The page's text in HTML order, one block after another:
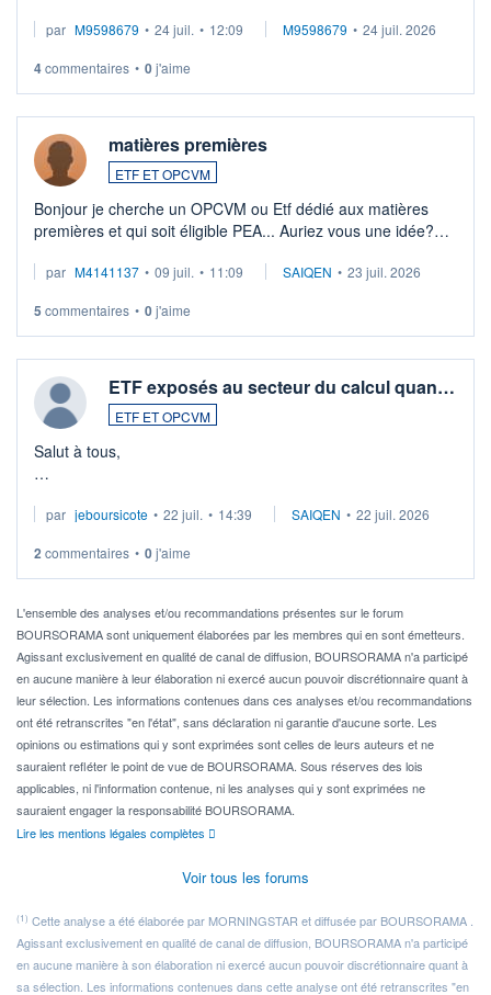
veux procéder à la vente, on me signale ...
par M9598679 • 24 juil. • 12:09 M9598679 • 24 juil. 2026
4commentaires • 0j'aime
matières premières
ETF ET OPCVM
Bonjour je cherche un OPCVM ou Etf dédié aux matières
premières et qui soit éligible PEA... Auriez vous une idée?
par M4141137 • 09 juil. • 11:09 SAIQEN • 23 juil. 2026
5 commentaires • 0j'aime
ETF exposés au secteur du calcul quan…
ETF ET OPCVM
Salut à tous,
via un ETF plutôt que des actions individuelles.
Idéalement, je voudrais qu'il soit éligible au PEA.
Pour l' ...
par jeboursicote • 22 juil. • 14:39 SAIQEN • 22 juil. 2026
2 commentaires • 0j'aime
L'ensemble des analyses et/ou recommandations présentes sur le forum
BOURSORAMA sont uniquement élaborées par les membres qui en sont émetteurs.
Agissant exclusivement en qualité de canal de diffusion, BOURSORAMA n'a participé
en aucune manière à leur élaboration ni exercé aucun pouvoir discrétionnaire quant à
leur sélection. Les informations contenues dans ces analyses et/ou recommandations
ont été retranscrites "en l'état", sans déclaration ni garantie d'aucune sorte. Les
opinions ou estimations qui y sont exprimées sont celles de leurs auteurs et ne
sauraient refléter le point de vue de BOURSORAMA. Sous réserves des lois
applicables, ni l'information contenue, ni les analyses qui y sont exprimées ne
sauraient engager la responsabilité BOURSORAMA.
Lire les mentions légales complètes
Voir tous les forums
(1) Cette analyse a été élaborée par MORNINGSTAR et diffusée par BOURSORAMA .
Agissant exclusivement en qualité de canal de diffusion, BOURSORAMA n'a participé
en aucune manière à son élaboration ni exercé aucun pouvoir discrétionnaire quant à
sa sélection. Les informations contenues dans cette analyse ont été retranscrites "en